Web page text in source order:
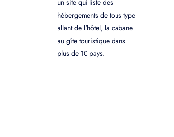
un site qui liste des
hébergements de tous type
allant de l'hôtel, la cabane
au gîte touristique dans
plus de 10 pays.